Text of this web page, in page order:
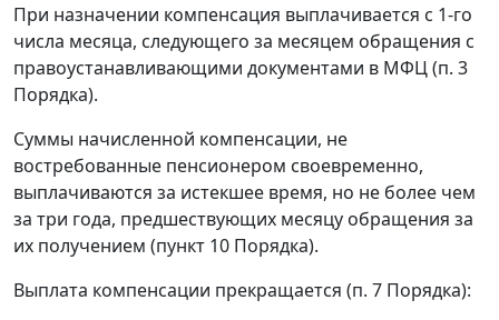
При назначении компенсация выплачивается с 1-го
числа месяца, следующего за месяцем обращения с
правоустанавливающими документами в МФЦ (п. 3
Порядка).
Суммы начисленной компенсации, не
востребованные пенсионером своевременно,
выплачиваются за истекшее время, но не более чем
за три года, предшествующих месяцу обращения за
их получением (пункт 10 Порядка).
Выплата компенсации прекращается (п. 7 Порядка):